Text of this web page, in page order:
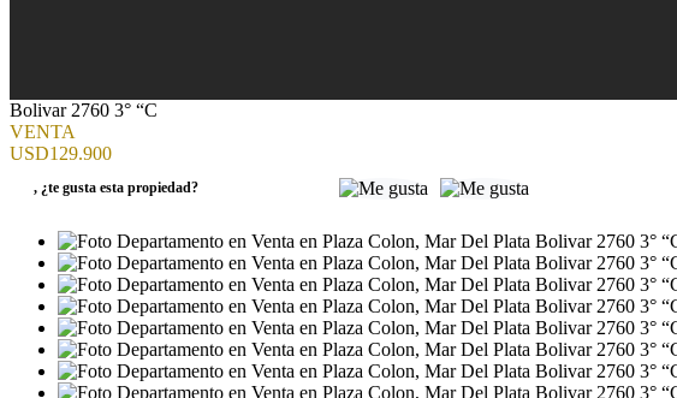
Bolivar 2760 3° “C
VENTA
USD129.900
, ¿te gusta esta propiedad?